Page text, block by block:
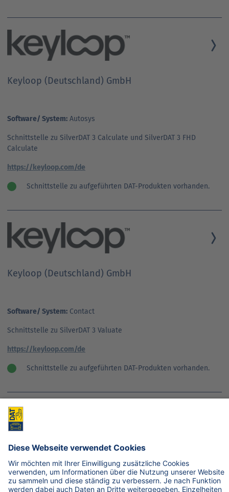
Keyloop (Deutschland) GmbH
Software/ System: Autosys
Schnittstelle zu SilverDAT 3 Calculate und SilverDAT 3 FHD
Calculate
https://keyloop.com/de
Schnittstelle zu aufgeführten DAT-Produkten vorhanden.
Keyloop (Deutschland) GmbH
Software/ System: Contact
Schnittstelle zu SilverDAT 3 Valuate
https://keyloop.com/de
Schnittstelle zu aufgeführten DAT-Produkten vorhanden.
Keyloop (Deutschland) GmbH